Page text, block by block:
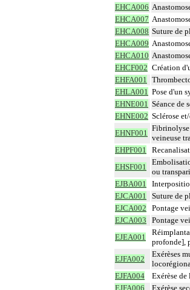
EHCA006
EHCA007
EHCA008 Suture de
EHCA009
EHCA010
EHCF002 Création
EHFA001
EHLA001 Pose d'un
EHNE001 Séance de
EHNE002 Sclérose
EHNF001
Fibrinolyse
veineuse
EHPF001
EHSF001
ou
EJBA001
EJCA001 Suture de
EJCA002 Pontage
EJCA003 Pontage
EJEA001
profonde],
EJFA002
Exérèses
EJFA004 Exérèse
EJFA006 Exérèse